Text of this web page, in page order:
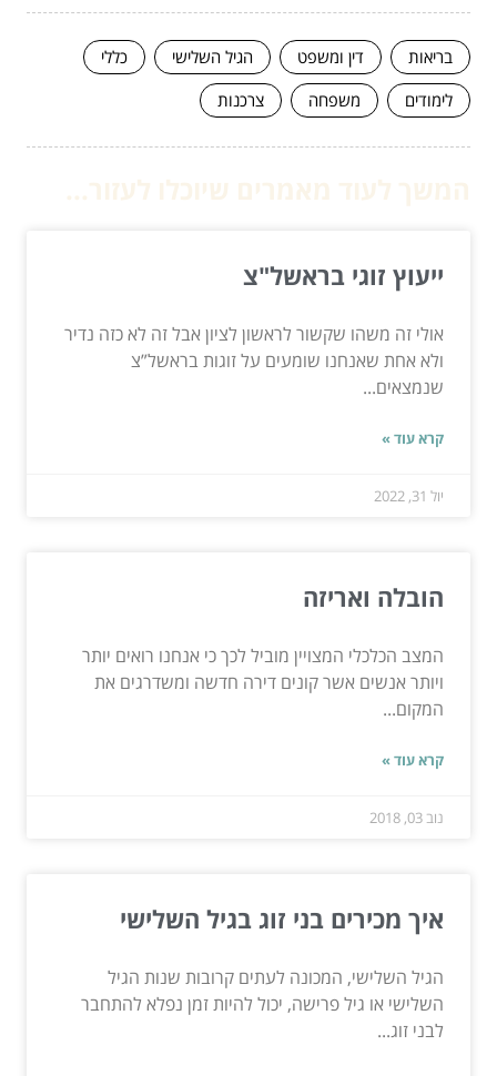
בריאות דין ומשפט הגיל השלישי
כללי
לימודים
משפחה צרכנות
ייעוץ זוגי בראשל"צ
אולי זה משהו שקשור לראשון לציון אבל זה לא כזה נדיר
ולא אחת שאנחנו שומעים על זוגות בראשל”צ
שנמצאים...
קרא עוד »
יול 31, 2022
הובלה ואריזה
המצב הכלכלי המצויין מוביל לכך כי אנחנו רואים יותר
ויותר אנשים אשר קונים דירה חדשה ומשדרגים את
המקום...
קרא עוד »
נוב 03, 2018
איך מכירים בני זוג בגיל השלישי
הגיל השלישי, המכונה לעתים קרובות שנות הגיל
השלישי או גיל פרישה, יכול להיות זמן נפלא להתחבר
לבני זוג...